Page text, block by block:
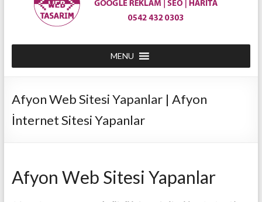
0542
432
03
|
En
Ucuz
MENU
Afyon Web Sitesi Yapanlar | Afyon
İnternet Sitesi Yapanlar
Afyon Web Sitesi Yapanlar